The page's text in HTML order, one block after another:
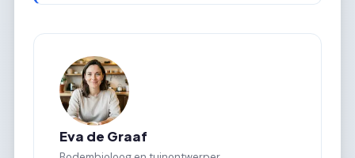
Eva de Graaf